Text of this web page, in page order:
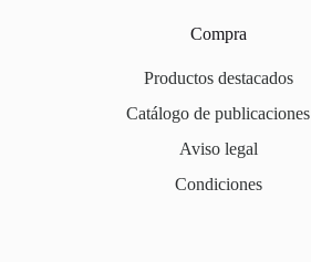
Compra
Productos destacados
Catálogo de publicaciones
Aviso legal
Condiciones